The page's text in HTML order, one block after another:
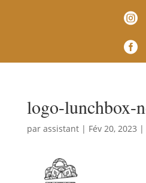


logo-lunchbox-
par assistant| Fév 20, 2023 |